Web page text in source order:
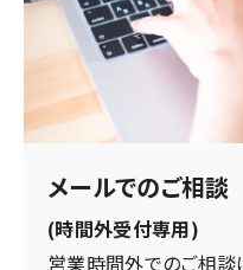
メールでのご相談
(時間外受付専用)
営業時間外でのご相談